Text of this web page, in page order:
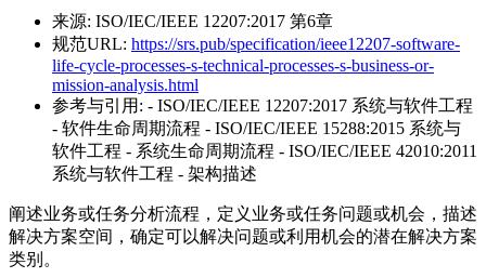
来源: ISO/IEC/IEEE 12207:2017 第6章
规范URL: https://srs.pub/specification/ieee12207-software-
life-cycle-processes-s-technical-processes-s-business-or-
mission-analysis.html
参考与引用: - ISO/IEC/IEEE 12207:2017 系统与软件工程
- 软件生命周期流程 - ISO/IEC/IEEE 15288:2015 系统与
软件工程 - 系统生命周期流程 - ISO/IEC/IEEE 42010:2011
系统与软件工程 - 架构描述
阐述业务或任务分析流程，定义业务或任务问题或机会，描述
解决方案空间，确定可以解决问题或利用机会的潜在解决方案
类别。